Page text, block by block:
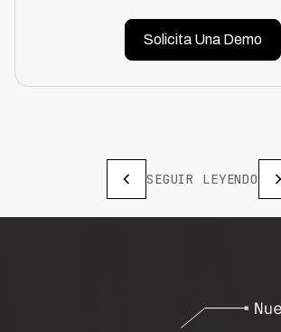
Solicita Una Demo
SEGUIR LEYENDO